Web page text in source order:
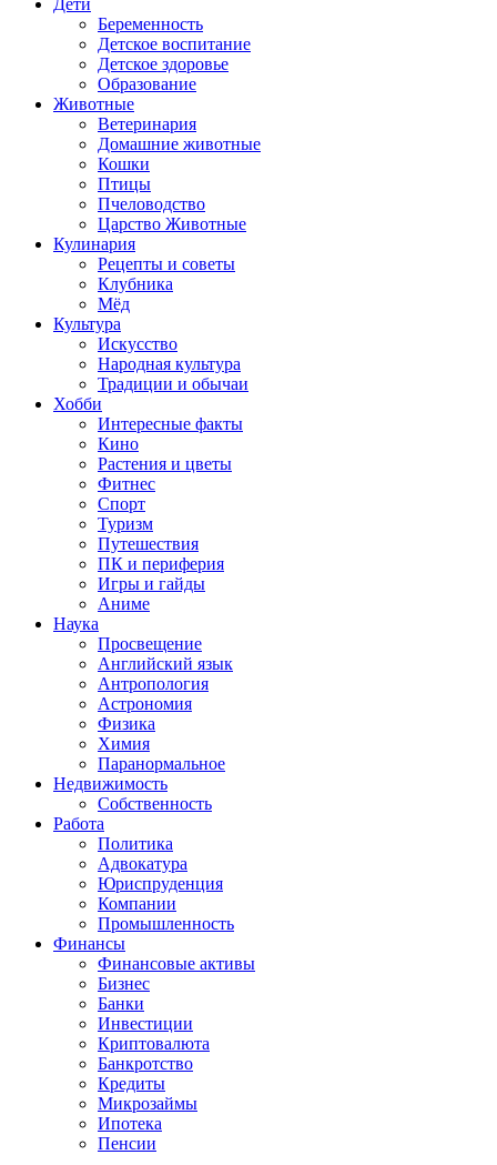
Дети
Беременность
Детское воспитание
Детское здоровье
Образование
Животные
Ветеринария
Домашние животные
Кошки
Птицы
Пчеловодство
Царство Животные
Кулинария
Рецепты и советы
Клубника
Мёд
Культура
Искусство
Народная культура
Традиции и обычаи
Хобби
Интересные факты
Кино
Растения и цветы
Фитнес
Спорт
Туризм
Путешествия
ПК и периферия
Игры и гайды
Аниме
Наука
Просвещение
Английский язык
Антропология
Астрономия
Физика
Химия
Паранормальное
Недвижимость
Собственность
Работа
Политика
Адвокатура
Юриспруденция
Компании
Промышленность
Финансы
Финансовые активы
Бизнес
Банки
Инвестиции
Криптовалюта
Банкротство
Кредиты
Микрозаймы
Ипотека
Пенсии